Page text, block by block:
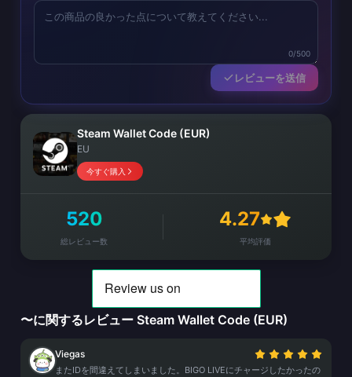
0/500
レビューを送信
Steam Wallet Code (EUR)
EU
今すぐ購入
520
総レビュー数
4.27
平均評価
〜に関するレビュー Steam Wallet Code (EUR)
Viegas
またIDを間違えてしまいました。BIGO LIVEにチャージしたかったの